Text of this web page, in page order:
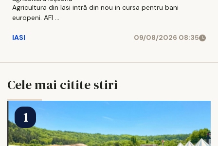
Agricultura din Iasi intră din nou in cursa pentru bani
europeni. AFI ...
IASI 09/08/2026 08:35
Cele mai citite stiri